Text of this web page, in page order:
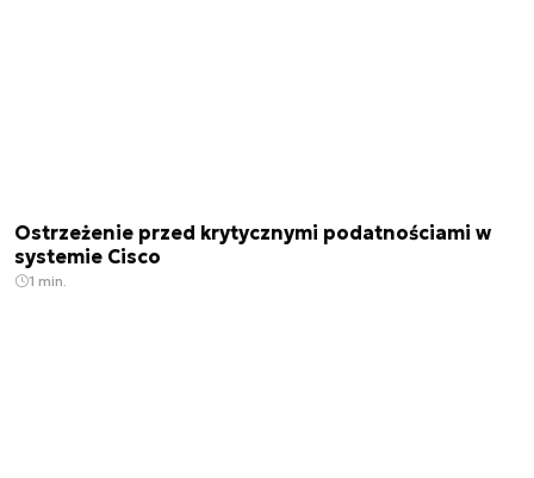
Ostrzeżenie przed krytycznymi podatnościami w
systemie Cisco
1 min.